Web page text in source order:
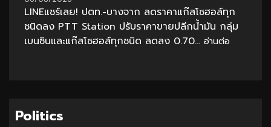
LINEแชร์เลย! ปตท.-บางจาก ลดราคาแก๊สโซฮอล์ทุก
ชนิดลง PTT Station ปรับราคาขายปลีกน้ำมัน กลุ่ม
เบนซินและแก๊สโซฮอล์ทุกชนิด ลดลง 0.70... อ่านต่อ
Politics